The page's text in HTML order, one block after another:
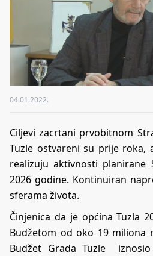
04.01.2022.
Ciljevi zacrtani prvobitnom
Tuzle ostvareni su prije roka,
realizuju aktivnosti planirane
2026 godine. Kontinuiran
sferama života.
Činjenica da je općina Tuzla
Budžetom od oko 19 miliona
Budžet Grada Tuzle